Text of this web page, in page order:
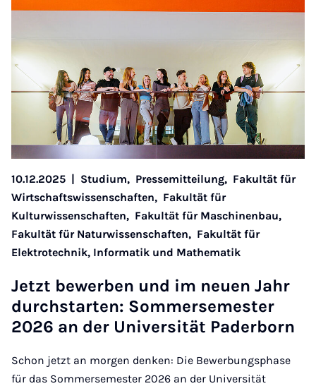
10.12.2025 | Studium, Pressemitteilung, Fakultät für
Wirtschaftswissenschaften, Fakultät für
Kulturwissenschaften, Fakultät für Maschinenbau,
Fakultät für Naturwissenschaften, Fakultät für
Elektrotechnik, Informatik und Mathematik
Jet­zt be­w­er­ben und im neuen Jahr
durch­starten: Som­mersemester
2026 an der Uni­versität Pader­born
Schon jetzt an morgen denken: Die Bewerbungsphase
für das Sommersemester 2026 an der Universität